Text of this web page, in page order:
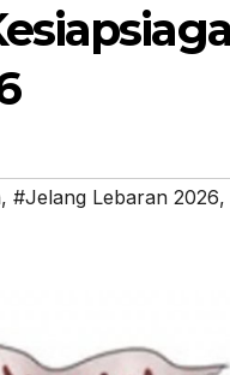
, #Jelang Lebaran 2026,